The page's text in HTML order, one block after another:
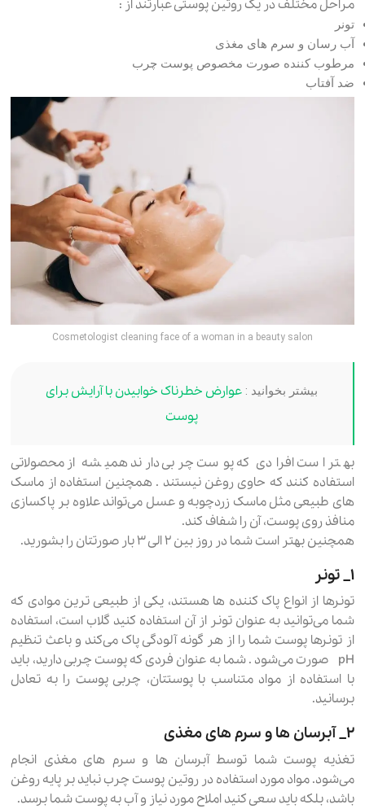
مراحل مختلف در یک روتین پوستی عبارتند از :
تونر
آب رسان و سرم های مغذی
مرطوب کننده صورت مخصوص پوست چرب
ضد آفتاب
Cosmetologist cleaning face of a woman in a beauty salon
بیشتر بخوانید : عوارض خطرناک خوابیدن با آرایش برای
پوست
بهتر است افرادی که پوست چربی دارند همیشه از محصولاتی
استفاده کنند که حاوی روغن نیستند . همچنین استفاده از ماسک
های طبیعی مثل ماسک زردچوبه و عسل می‌تواند علاوه بر پاکسازی
منافذ روی پوست، آن را شفاف کند.
همچنین بهتر است شما در روز بین ۲ الی ۳ بار صورتتان را بشورید.
۱_ تونر
تونرها از انواع پاک کننده ها هستند، یکی از طبیعی ترین موادی که
شما می‌توانید به عنوان تونر از آن استفاده کنید گلاب است، استفاده
از تونرها پوست شما را از هر گونه آلودگی پاک می‌کند و باعث تنظیم
pH صورت می‌شود . شما به عنوان فردی که پوست چربی دارید، باید
با استفاده از مواد متناسب با پوستتان، چربی پوست را به تعادل
برسانید.
۲_ آبرسان ها و سرم های مغذی
تغذیه پوست شما توسط آبرسان ها و سرم های مغذی انجام
می‌شود. مواد مورد استفاده در روتین پوست چرب نباید بر پایه روغن
باشد، بلکه باید سعی کنید املاح مورد نیاز و آب به پوست شما برسد.